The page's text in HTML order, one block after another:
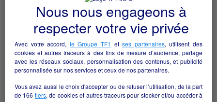
Nous nous engageons à
respecter votre vie privée
Avec votre accord, le Groupe TF1 etses partenaires, utilisent des
cookies et autres traceurs à des fins de mesure d’audience, partage
avec les réseaux sociaux, personnalisation des contenus, et publicité
personnalisée sur nos services et ceux de nos partenaires.
Vous avez aussi le choix d'accepter ou de refuser l’utilisation, de la part
de 166 tiers, de cookies et autres traceurs pour stocker et/ou accéder à